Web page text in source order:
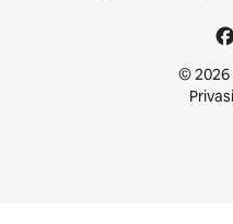
© 2026
Privasi